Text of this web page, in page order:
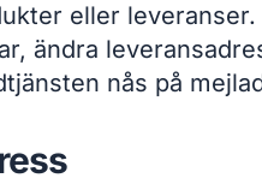
eller
ändra
nås på